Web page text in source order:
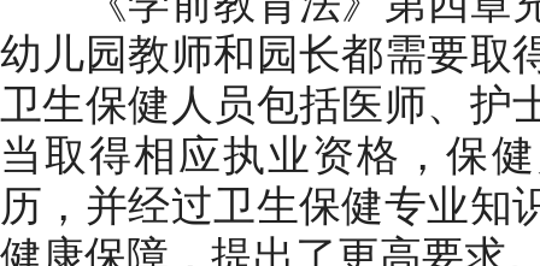
幼儿园教师和园长都需要取
卫生保健人员包括医师、护
当取得相应执业资格，保
历，并经过卫生保健专业知
健康保障，提出了更高要求